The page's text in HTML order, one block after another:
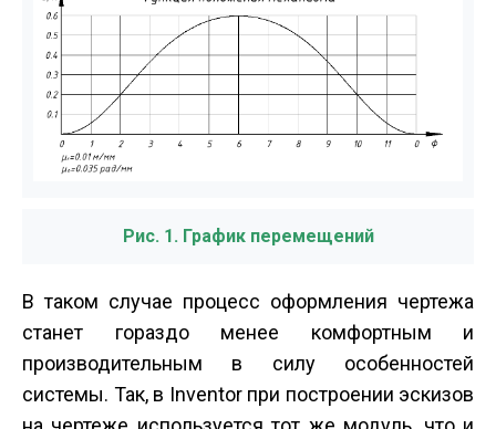
Рис. 1. График перемещений
В таком случае процесс оформления чертежа
станет гораздо менее комфортным и
производительным в силу особенностей
системы. Так, в Inventor при построении эскизов